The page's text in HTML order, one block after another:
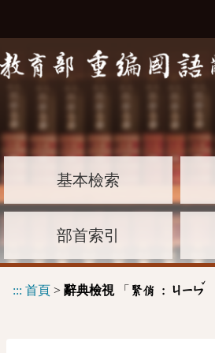
基本檢索
部首索引
::: 首頁 > 辭典檢視「 緊俏 : ㄐㄧㄣ
ˇ